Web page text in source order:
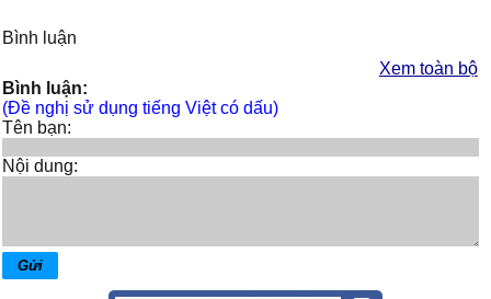
Bình luận
Xem toàn bộ
Bình luận:
(Đề nghị sử dụng tiếng Việt có dấu)
Tên bạn:
Nội dung: